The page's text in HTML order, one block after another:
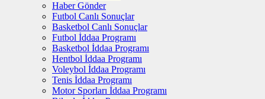
Haber Gönder
Futbol Canlı Sonuçlar
Basketbol Canlı Sonuçlar
Futbol İddaa Programı
Basketbol İddaa Programı
Hentbol İddaa Programı
Voleybol İddaa Programı
Tenis İddaa Programı
Motor Sporları İddaa Programı